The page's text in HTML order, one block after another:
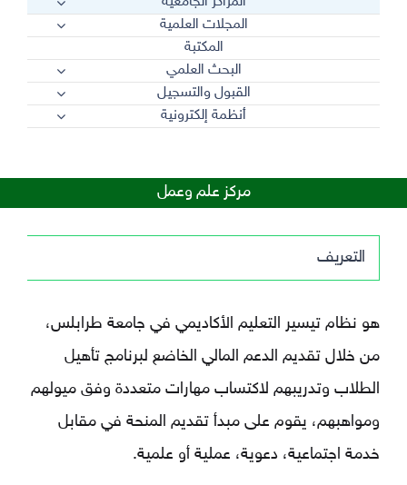
المجلات العلمية
المكتبة
البحث العلمي
القبول والتسجيل
أنظمة إلكترونية
مركز علم وعمل
التعريف
هو نظام تيسير التعليم الأكاديمي في جامعة طرابلس،
من خلال تقديم الدعم المالي الخاضع لبرنامج تأهيل
الطلاب وتدريبهم لاكتساب مهارات متعددة وفق ميولهم
ومواهبهم، يقوم على مبدأ تقديم المنحة في مقابل
خدمة اجتماعية، دعوية، عملية أو علمية.